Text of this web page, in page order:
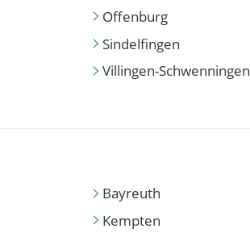
Offenburg
Sindelfingen
Villingen-Schwenningen
Bayreuth
Kempten